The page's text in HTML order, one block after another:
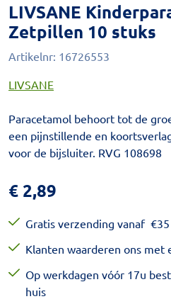
LIVSANE
Zetpillen 10 stuks
Artikelnr: 16726553
LIVSANE
Paracetamol behoort tot de
een pijnstillende en
voor de bijsluiter. RVG 108698
€ 2,89
Gratis verzending vanaf €35
Klanten waarderen ons met
Op werkdagen vóór 17u
huis